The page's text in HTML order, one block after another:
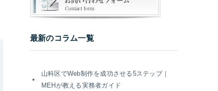
最新のコラム一覧
山科区でWeb制作を成功させる5ステップ｜
MEHが教える実務者ガイド